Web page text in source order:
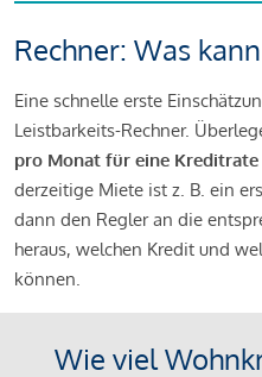
Rechner: Was
Eine schnelle erste
Leistbarkeits-Rechner.
pro Monat für eine
derzeitige Miete ist z. B. ein
dann den Regler an die
heraus, welchen Kredit und
können.
Wie viel